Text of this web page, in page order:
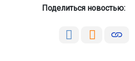
Поделиться новостью: